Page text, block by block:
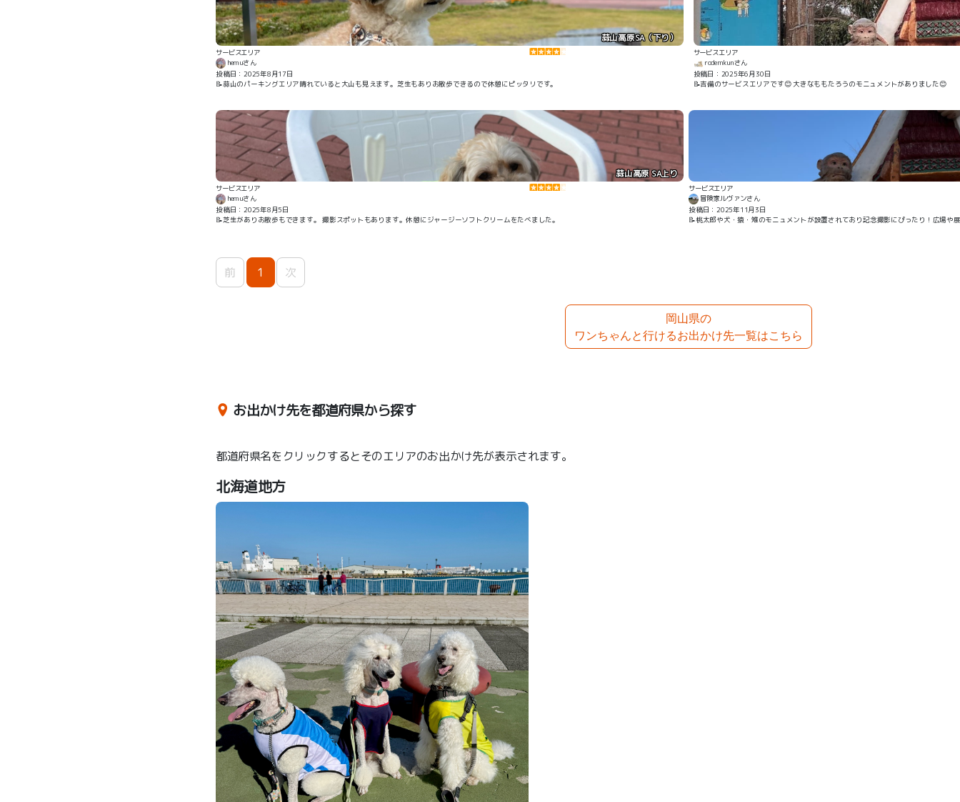
蒜山高原SA（下り）
サービスエリア
hemuさん
投稿日：2025年8月17日
📝蒜山のパーキングエリア晴れていると大山も見えます。芝生もありお散歩できるので休憩にピッタリです。
サービスエリア
rodemkunさん
投稿日：2025年6月30日
📝吉備のサービスエリアです😊 大きなももたろうのモニュメントがありました😊
蒜山高原 SA上り
サービスエリア
hemuさん
投稿日：2025年8月5日
📝芝生がありお散歩もできます。 撮影スポットもあります。休憩にジャージーソフトクリームをたべました。
サービスエリア
冒険家ルヴァンさん
投稿日：2025年11月3日
📝桃太郎や犬・猿・雉のモニュメントが設置されており記念撮影にぴったり！広場や
前 1 次
岡山県の
ワンちゃんと行けるお出かけ先一覧はこちら
お出かけ先を都道府県から探す
都道府県名をクリックするとそのエリアのお出かけ先が表示されます。
北海道地方